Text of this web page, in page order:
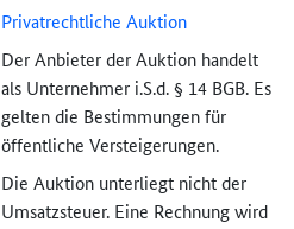
Privatrechtliche Auktion
Der Anbieter der Auktion handelt
als Unternehmer i.S.d. § 14 BGB. Es
gelten die Bestimmungen für
öffentliche Versteigerungen.
Die Auktion unterliegt nicht der
Umsatzsteuer. Eine Rechnung wird